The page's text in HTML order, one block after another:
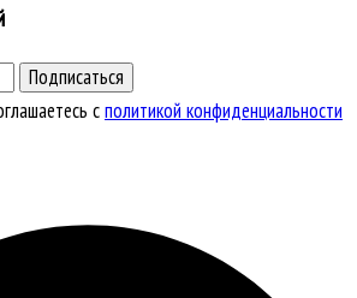
Подписаться
сполитикой конфиденциальности